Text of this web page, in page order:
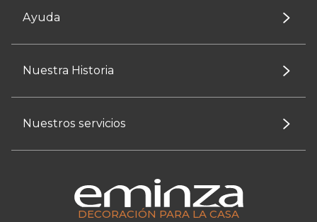
Ayuda
Nuestra Historia
Nuestros servicios
DECORACIÓN PARA LA CASA